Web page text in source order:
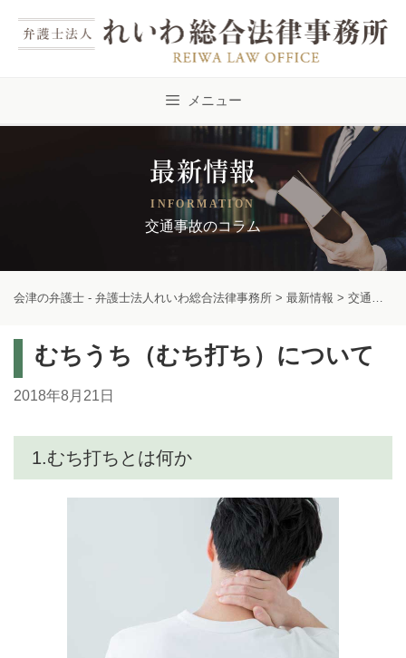
メニュー
最新情報
INFORMATION
交通事故のコラム
会津の弁護士 - 弁護士法人れいわ総合法律事務所 > 最新情報 > 交通事故のコラム
むちうち（むち打ち）について
2018年8月21日
1.むち打ちとは何か